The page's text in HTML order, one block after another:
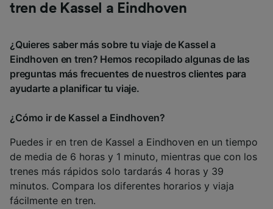
tren de Kassel a Eindhoven
¿Quieres saber más sobre tu viaje de Kassel a
Eindhoven en tren? Hemos recopilado algunas de las
preguntas más frecuentes de nuestros clientes para
ayudarte a planificar tu viaje.
¿Cómo ir de Kassel a Eindhoven?
Puedes ir en tren de Kassel a Eindhoven en un tiempo
de media de 6 horas y 1 minuto, mientras que con los
trenes más rápidos solo tardarás 4 horas y 39
minutos. Compara los diferentes horarios y viaja
fácilmente en tren.